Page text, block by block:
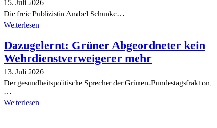
15. Juli 2026
Die freie Publizistin Anabel Schunke…
Weiterlesen
Dazugelernt: Grüner Abgeordneter kein
Wehrdienstverweigerer mehr
13. Juli 2026
Der gesundheitspolitische Sprecher der Grünen-Bundestagsfraktion,
…
Weiterlesen